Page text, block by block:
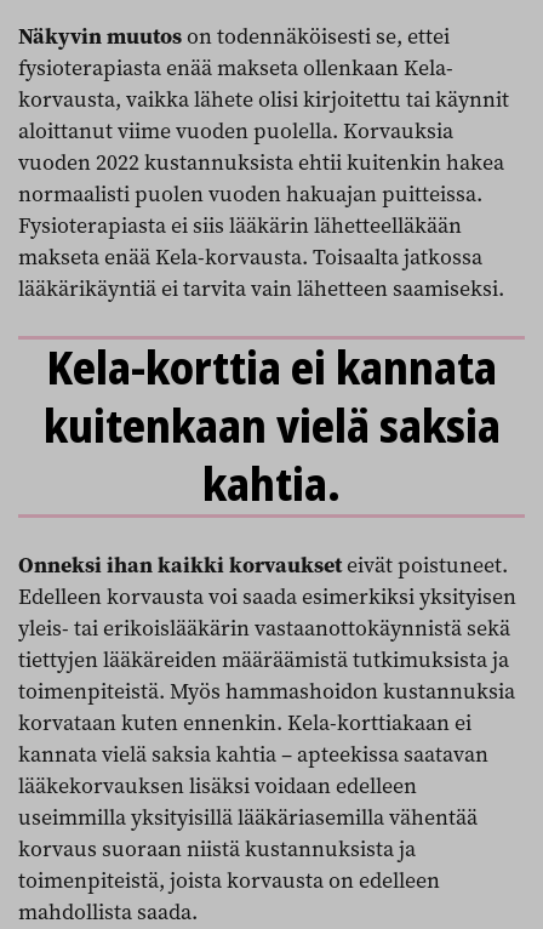
Näkyvin muutoson todennäköisesti se, ettei
fysioterapiasta enää makseta ollenkaan Kela-
korvausta, vaikka lähete olisi kirjoitettu tai käynnit
aloittanut viime vuoden puolella. Korvauksia
vuoden 2022 kustannuksista ehtii kuitenkin hakea
normaalisti puolen vuoden hakuajan puitteissa.
Fysioterapiasta ei siis lääkärin lähetteelläkään
makseta enää Kela-korvausta. Toisaalta jatkossa
lääkärikäyntiä ei tarvita vain lähetteen saamiseksi.
Kela-korttia ei kannata
kuitenkaan vielä saksia
kahtia.
Onneksi ihan kaikki korvaukseteivät poistuneet.
Edelleen korvausta voi saada esimerkiksi yksityisen
yleis- tai erikoislääkärin vastaanottokäynnistä sekä
tiettyjen lääkäreiden määräämistä tutkimuksista ja
toimenpiteistä. Myös hammashoidon kustannuksia
korvataan kuten ennenkin. Kela-korttiakaan ei
kannata vielä saksia kahtia – apteekissa saatavan
lääkekorvauksen lisäksi voidaan edelleen
useimmilla yksityisillä lääkäriasemilla vähentää
korvaus suoraan niistä kustannuksista ja
toimenpiteistä, joista korvausta on edelleen
mahdollista saada.